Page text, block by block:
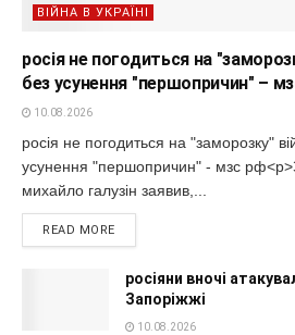
ВІЙНА В УКРАЇНІ
росія не погодиться на
без усунення "першопричин" –
10.08.2026
росія не погодиться на "заморозку"
усунення "першопричин" - мзс
михайло галузін заявив,...
READ MORE
росіяни вночі
Запоріжжі
10.08.2026